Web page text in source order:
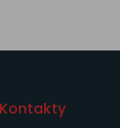
Kontakty